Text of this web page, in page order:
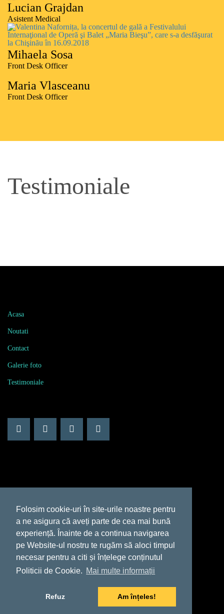
Folosim cookie-uri în site-urile noastre pentru
a ne asigura că aveți parte de cea mai bună
experiență. Înainte de a continua navigarea
pe Website-ul nostru te rugăm să aloci timpul
necesar pentru a citi și înțelege conținutul
Politicii de Cookie. Mai multe informații
Refuz Am înțeles!
Lucian Grajdan
Asistent Medical
Mihaela Sosa
Front Desk Officer
Maria Vlasceanu
Front Desk Officer
Testimoniale
Acasa
Noutati
Contact
Galerie foto
Testimoniale
Contact
Str. Arh. Ion Mincu, nr. 29 bis,
apt. 1, sector 1, Bucuresti
Telefon: 021 222 20 70
Mobil: 0799 303 202